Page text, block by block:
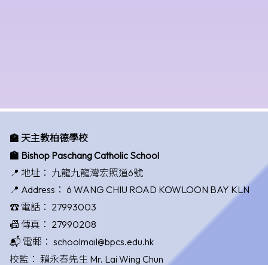
🏫 天主教柏德學校
🏫 Bishop Paschang Catholic School
📍 地址： 九龍九龍灣宏照道6號
📍 Address： 6 WANG CHIU ROAD KOWLOON BAY KLN
☎️ 電話： 27993003
📠 傳真： 27990208
📬 電郵： schoolmail@bpcs.edu.hk
校監： 賴永春先生 Mr. Lai Wing Chun